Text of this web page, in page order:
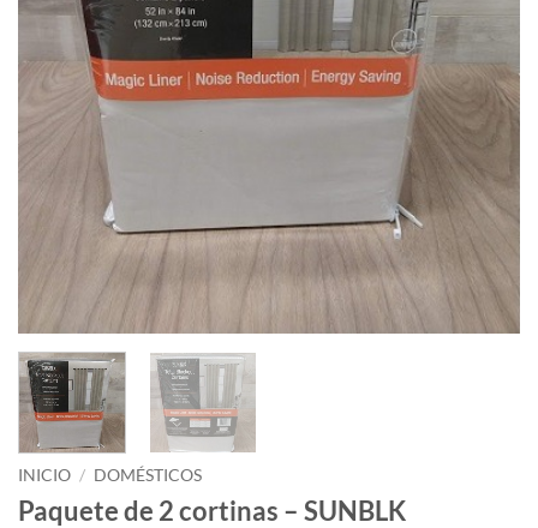
INICIO / DOMÉSTICOS
Paquete de 2 cortinas – SUNBLK